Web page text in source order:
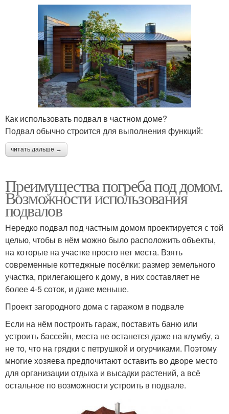
Как использовать подвал в частном доме?
Подвал обычно строится для выполнения функций:
читать дальше →
Преимущества погреба под домом.
Возможности использования
подвалов
Нередко подвал под частным домом проектируется с той
целью, чтобы в нём можно было расположить объекты,
на которые на участке просто нет места. Взять
современные коттеджные посёлки: размер земельного
участка, прилегающего к дому, в них составляет не
более 4-5 соток, и даже меньше.
Проект загородного дома с гаражом в подвале
Если на нём построить гараж, поставить баню или
устроить бассейн, места не останется даже на клумбу, а
не то, что на грядки с петрушкой и огурчиками. Поэтому
многие хозяева предпочитают оставить во дворе место
для организации отдыха и высадки растений, а всё
остальное по возможности устроить в подвале.